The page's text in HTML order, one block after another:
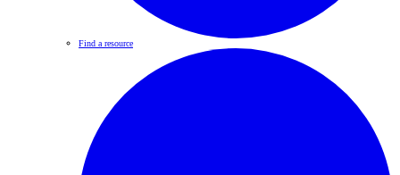
Find a resource